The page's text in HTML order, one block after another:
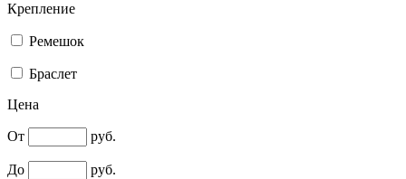
Крепление
Ремешок
Браслет
Цена
От руб.
До руб.